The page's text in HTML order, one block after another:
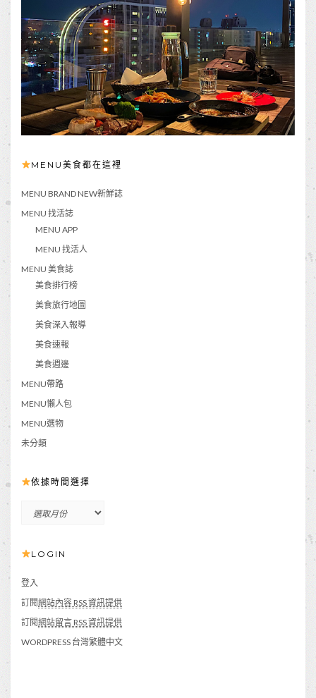
MENU美食都在這裡
MENU BRAND NEW新鮮誌
MENU 找活誌
MENU APP
MENU 找活人
MENU 美食誌
美食排行榜
美食旅行地圖
美食深入報導
美食速報
美食週邊
MENU帶路
MENU懶人包
MENU選物
未分類
依據時間選擇
間
擇
LOGIN
登入
訂閱網站內容 RSS 資訊提供
訂閱網站留言 RSS 資訊提供
WORDPRESS 台灣繁體中文